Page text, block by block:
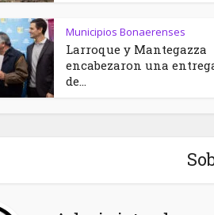
Municipios Bonaerenses
Larroque y Mantegazza
encabezaron una
de...